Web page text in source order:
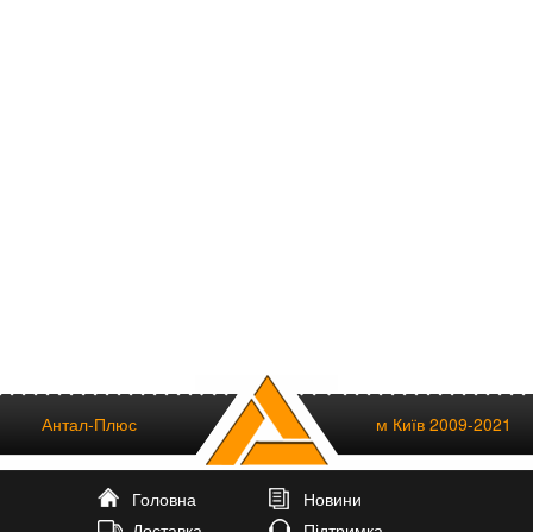
Антал-Плюс м Київ 2009-2021
Головна
Новини